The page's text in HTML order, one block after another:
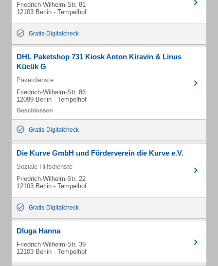
Friedrich-Wilhelm-Str. 81
12103 Berlin - Tempelhof
Gratis-Digitalcheck
DHL Paketshop 731 Kiosk Anton Kiravin & Linus
Kücük G
Paketdienste
Friedrich-Wilhelm-Str. 86
12099 Berlin - Tempelhof
Gratis-Digitalcheck
Die Kurve GmbH und Förderverein die Kurve e.V.
Soziale Hilfsdienste
Friedrich-Wilhelm-Str. 22
12103 Berlin - Tempelhof
Gratis-Digitalcheck
Dluga Hanna
Friedrich-Wilhelm-Str. 39
12103 Berlin - Tempelhof